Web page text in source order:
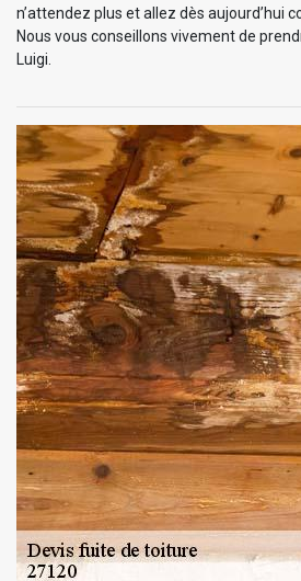
n’attendez plus et allez dès aujourd’hui
Nous vous conseillons vivement de
Luigi.